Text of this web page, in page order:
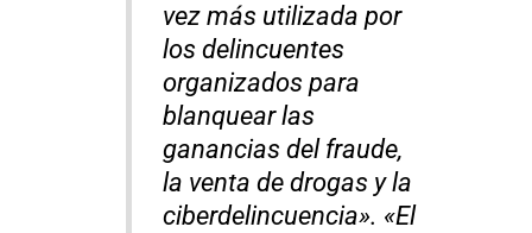
vez más utilizada por
los delincuentes
organizados para
blanquear las
ganancias del fraude,
la venta de drogas y la
ciberdelincuencia». «El